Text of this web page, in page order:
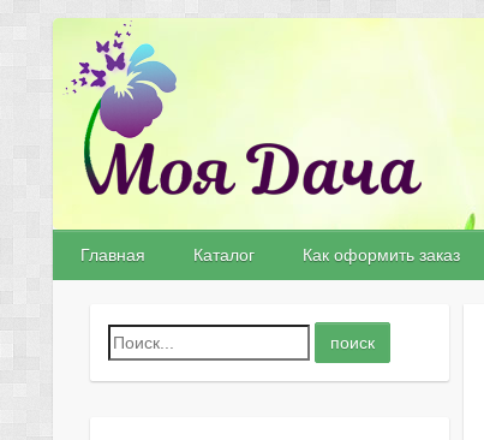
Главная Каталог Как оформить заказ